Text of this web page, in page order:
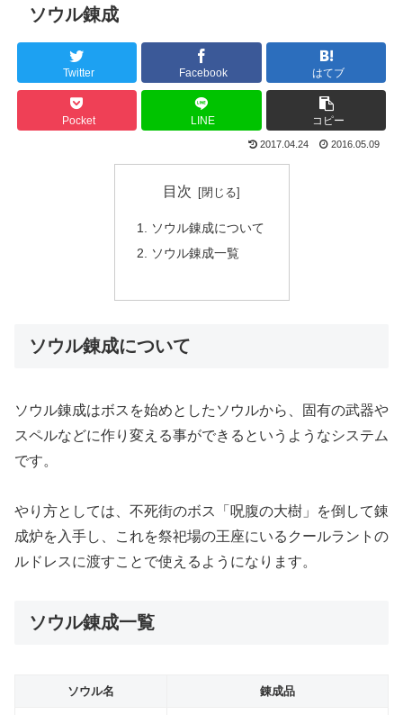
ソウル錬成
Twitter Facebook はてブ
Pocket LINE コピー
2017.04.24 2016.05.09
目次
ソウル錬成について
ソウル錬成一覧
ソウル錬成について
ソウル錬成はボスを始めとしたソウルから、固有の武器や
スペルなどに作り変える事ができるというようなシステム
です。
やり方としては、不死街のボス「呪腹の大樹」を倒して錬
成炉を入手し、これを祭祀場の王座にいるクールラントの
ルドレスに渡すことで使えるようになります。
ソウル錬成一覧
ソウル名 錬成品